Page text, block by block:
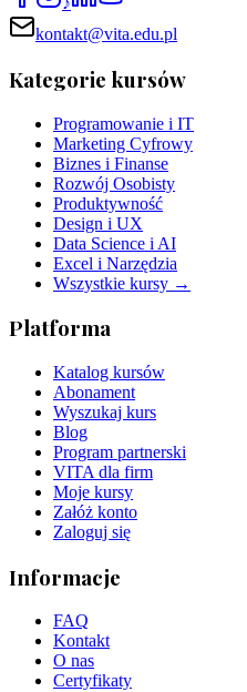
kontakt@vita.edu.pl
Kategorie kursów
Programowanie i IT
Marketing Cyfrowy
Biznes i Finanse
Rozwój Osobisty
Produktywność
Design i UX
Data Science i AI
Excel i Narzędzia
Wszystkie kursy →
Platforma
Katalog kursów
Abonament
Wyszukaj kurs
Blog
Program partnerski
VITA dla firm
Moje kursy
Załóż konto
Zaloguj się
Informacje
FAQ
Kontakt
O nas
Certyfikaty